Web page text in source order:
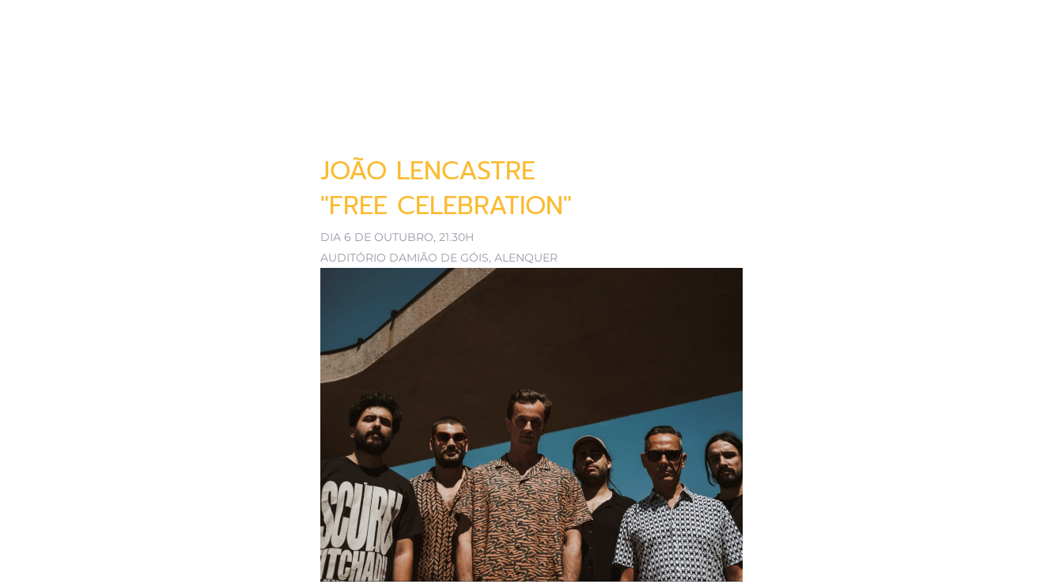
JOÃO LENCASTRE
"FREE CELEBRATION"
DIA 6 DE OUTUBRO, 21.30H
AUDITÓRIO DAMIÃO DE GÓIS, ALENQUER